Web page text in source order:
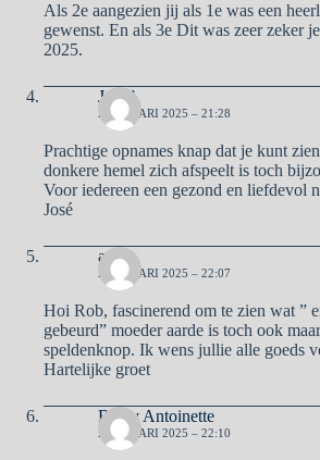
Als 2e aangezien jij als 1e was een
gewenst. En als 3e Dit was zeer zeker
2025.
José”
2 JANUARI 2025 – 21:28
Prachtige opnames knap dat je kunt
donkere hemel zich afspeelt is toch
Voor iedereen een gezond en liefdevol
José
aad
2 JANUARI 2025 – 22:07
Hoi Rob, fascinerend om te zien wat ”
gebeurd” moeder aarde is toch ook
speldenknop. Ik wens jullie alle goeds
Hartelijke groet
Ben y Antoinette
2 JANUARI 2025 – 22:10